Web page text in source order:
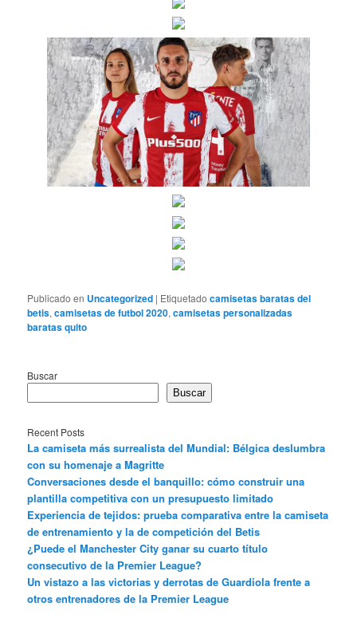
Publicado en Uncategorized | Etiquetado camisetas baratas del
betis,camisetas de futbol 2020,camisetas personalizadas
baratas quito
Buscar
Buscar
Recent Posts
La camiseta más surrealista del Mundial: Bélgica deslumbra
con su homenaje a Magritte
Conversaciones desde el banquillo: cómo construir una
plantilla competitiva con un presupuesto limitado
Experiencia de tejidos: prueba comparativa entre la camiseta
de entrenamiento y la de competición del Betis
¿Puede el Manchester City ganar su cuarto título
consecutivo de la Premier League?
Un vistazo a las victorias y derrotas de Guardiola frente a
otros entrenadores de la Premier League